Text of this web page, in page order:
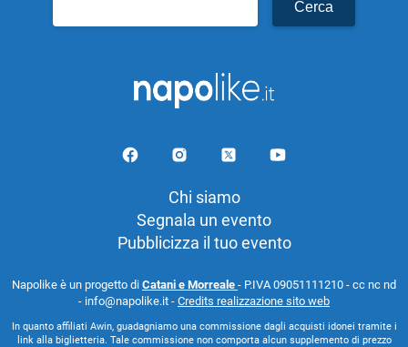
per:
Chi siamo
Segnala un evento
Pubblicizza il tuo evento
Napolike è un progetto di Catani e Morreale - P.IVA 09051111210 - cc nc nd
- info@napolike.it - Credits realizzazione sito web
In quanto affiliati Awin, guadagniamo una commissione dagli acquisti idonei tramite i
link alla biglietteria. Tale commissione non comporta alcun supplemento di prezzo